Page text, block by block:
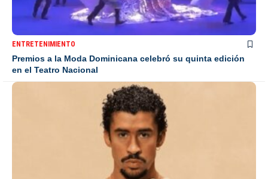
ENTRETENIMIENTO
Premios a la Moda Dominicana celebró su quinta edición
en el Teatro Nacional